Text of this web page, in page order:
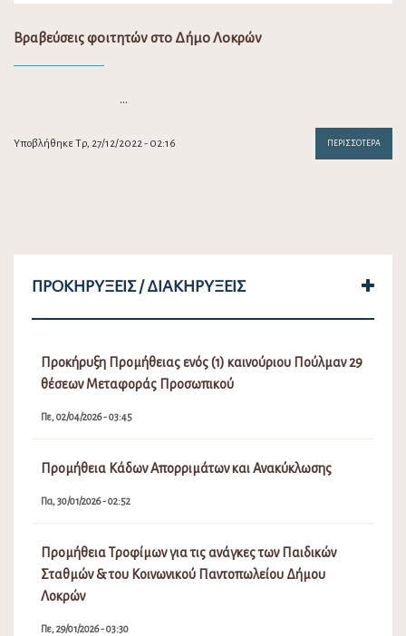
Βραβεύσεις φοιτητών στο Δήμο Λοκρών
…
Υποβλήθηκε Τρ, 27/12/2022 - 02:16 ΠΕΡΙΣΣΌΤΕΡΑ
ΠΡΟΚΗΡΎΞΕΙΣ / ΔΙΑΚΗΡΎΞΕΙΣ
Προκήρυξη Προμήθειας ενός (1) καινούριου Πούλμαν 29
θέσεων Μεταφοράς Προσωπικού
Πε, 02/04/2026 - 03:45
Προμήθεια Κάδων Απορριμάτων και Ανακύκλωσης
Πα, 30/01/2026 - 02:52
Προμήθεια Τροφίμων για τις ανάγκες των Παιδικών
Σταθμών & του Κοινωνικού Παντοπωλείου Δήμου
Λοκρών
Πε, 29/01/2026 - 03:30